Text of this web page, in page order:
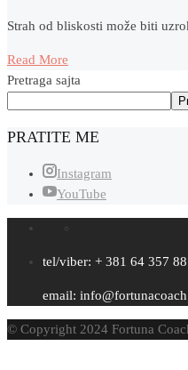
Strah od bliskosti može biti
Read More
Pretraga sajta
PRATITE ME
Instagram
YouTube
tel/viber: + 381 64 357
email:
© Copyright 2024 Fortuna